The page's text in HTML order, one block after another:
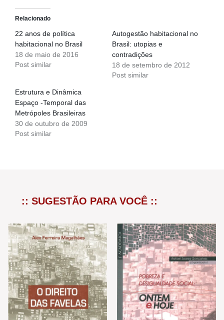
Relacionado
22 anos de política
habitacional no Brasil
18 de maio de 2016
Post similar
Autogestão habitacional no
Brasil: utopias e
contradições
18 de setembro de 2012
Post similar
Estrutura e Dinâmica
Espaço -Temporal das
Metrópoles Brasileiras
30 de outubro de 2009
Post similar
:: SUGESTÃO PARA VOCÊ ::